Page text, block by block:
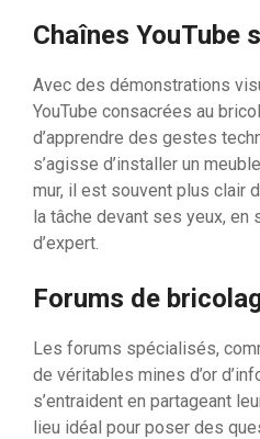
Chaînes YouTube
Avec des démonstrations
YouTube consacrées au
d’apprendre des gestes
s’agisse d’installer un
mur, il est souvent plus clair
la tâche devant ses yeux,
d’expert.
Forums de
Les forums spécialisés,
de véritables mines d’or
s’entraident en partageant
lieu idéal pour poser des